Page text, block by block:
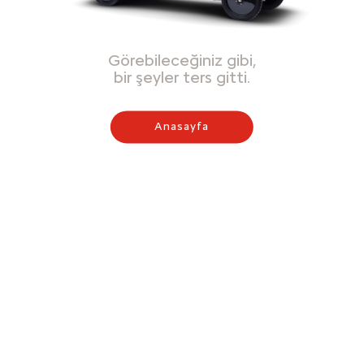
Görebileceğiniz gibi,
bir şeyler ters gitti.
Anasayfa